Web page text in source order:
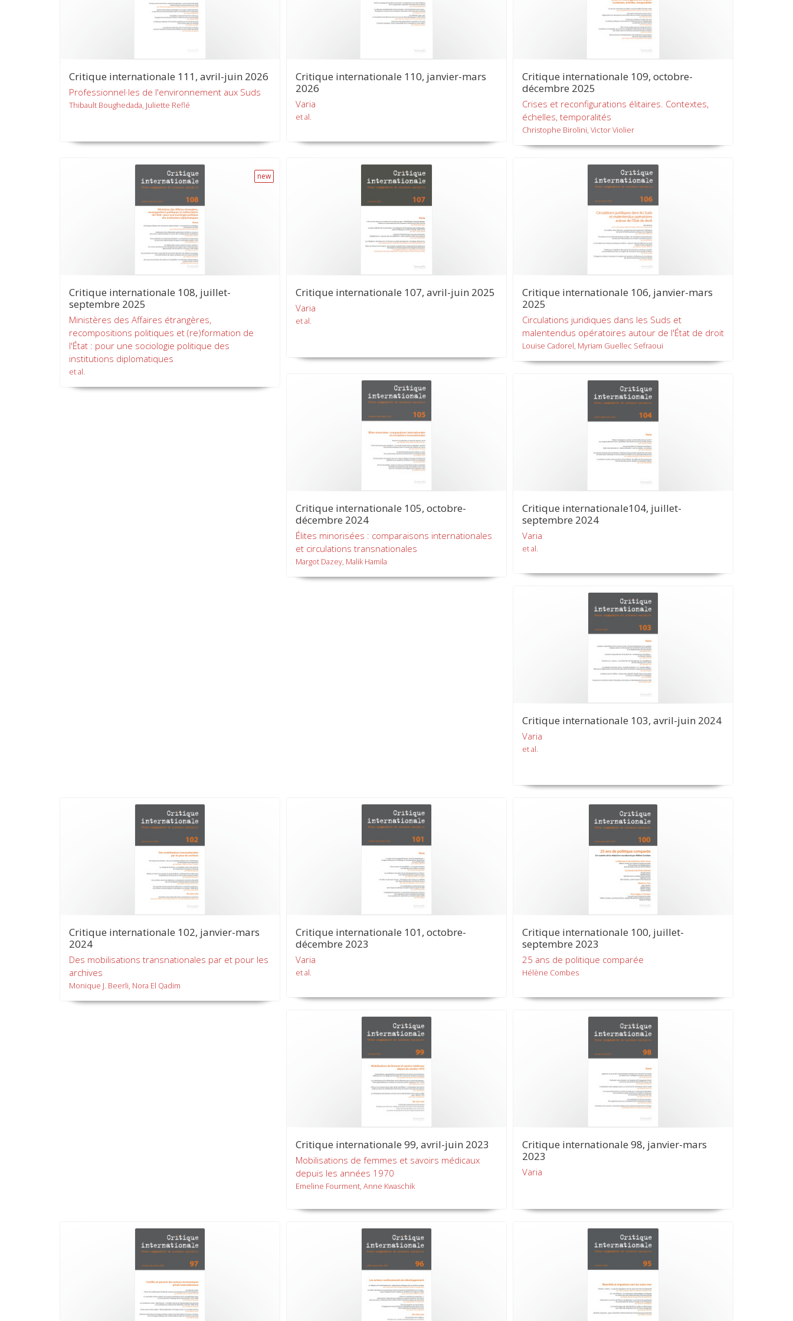
Critique internationale 111, avril-juin 2026
Professionnel·les de l'environnement aux Suds
Thibault Boughedada, Juliette Reflé
Critique internationale 110, janvier-mars
2026
Varia
et al.
Critique internationale 109, octobre-
décembre 2025
Crises et reconfigurations élitaires. Contextes,
échelles, temporalités
Christophe Birolini, Victor Violier
new
Critique internationale 108, juillet-
septembre 2025
Ministères des Affaires étrangères,
recompositions politiques et (re)formation de
l'État : pour une sociologie politique des
institutions diplomatiques
et al.
Critique internationale 107, avril-juin 2025
Varia
et al.
Critique internationale 106, janvier-mars
2025
Circulations juridiques dans les Suds et
malentendus opératoires autour de l'État de droit
Louise Cadorel, Myriam Guellec Sefraoui
Critique internationale 105, octobre-
décembre 2024
Élites minorisées : comparaisons internationales
et circulations transnationales
Margot Dazey, Malik Hamila
Critique internationale104, juillet-
septembre 2024
Varia
et al.
Critique internationale 103, avril-juin 2024
Varia
et al.
Critique internationale 102, janvier-mars
2024
Des mobilisations transnationales par et pour les
archives
Monique J. Beerli, Nora El Qadim
Critique internationale 101, octobre-
décembre 2023
Varia
et al.
Critique internationale 100, juillet-
septembre 2023
25 ans de politique comparée
Hélène Combes
Critique internationale 99, avril-juin 2023
Mobilisations de femmes et savoirs médicaux
depuis les années 1970
Emeline Fourment, Anne Kwaschik
Critique internationale 98, janvier-mars
2023
Varia